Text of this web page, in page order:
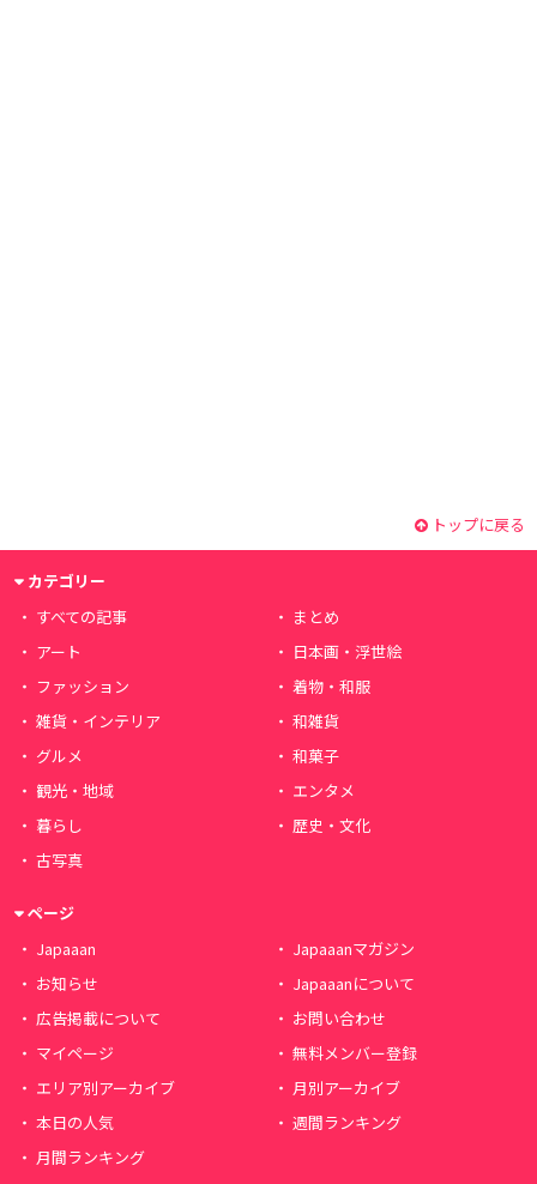
トップに戻る
カテゴリー
すべての記事
まとめ
アート
日本画・浮世絵
ファッション
着物・和服
雑貨・インテリア
和雑貨
グルメ
和菓子
観光・地域
エンタメ
暮らし
歴史・文化
古写真
ページ
Japaaan
Japaaanマガジン
お知らせ
Japaaanについて
広告掲載について
お問い合わせ
マイページ
無料メンバー登録
エリア別アーカイブ
月別アーカイブ
本日の人気
週間ランキング
月間ランキング